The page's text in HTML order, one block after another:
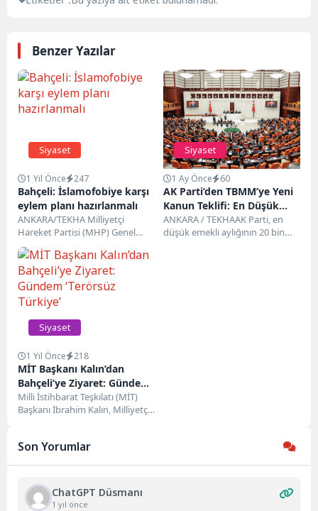
Benzer Yazılar
Siyaset
1 Yıl Önce 247
Bahçeli: İslamofobiye karşı
eylem planı hazırlanmalı
ANKARA/TEKHA Milliyetçi
Hareket Partisi (MHP) Genel
Başkanı Devlet Bahçeli, bazı
çevrelerin İslam’a yönelik
saldırılarını sert...
Siyaset
1 Ay Önce 60
AK Parti’den TBMM’ye Yeni
Kanun Teklifi: En Düşük
Emekli Aylığı 23 Bin 552
Liraya Yükseliyor
ANKARA / TEKHAAK Parti, en
düşük emekli aylığının 20 bin
Siyaset
1 Yıl Önce 218
MİT Başkanı Kalın’dan
Bahçeli’ye Ziyaret: Gündem
‘Terörsüz Türkiye’
Milli İstihbarat Teşkilatı (MİT)
Başkanı İbrahim Kalın, Milliyetçi
Son Yorumlar
ChatGPT Düsmanı
1 yıl önce